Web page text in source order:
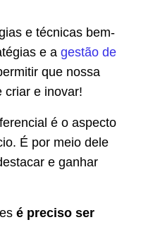
e técnicas bem-
e a gestão de
que nossa
criar e inovar!
é o aspecto
É por meio dele
e ganhar
é preciso ser